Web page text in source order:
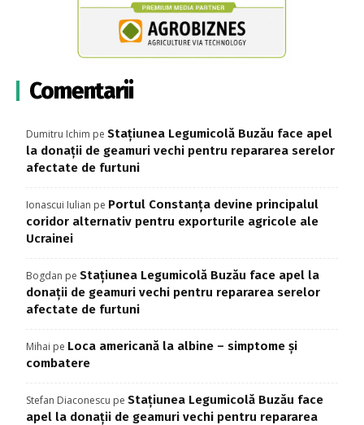
Comentarii
Dumitru Ichim pe Stațiunea Legumicolă Buzău face apel
la donații de geamuri vechi pentru repararea serelor
afectate de furtuni
Ionascui Iulian pe Portul Constanța devine principalul
coridor alternativ pentru exporturile agricole ale
Ucrainei
Bogdan pe Stațiunea Legumicolă Buzău face apel la
donații de geamuri vechi pentru repararea serelor
afectate de furtuni
Mihai pe Loca americană la albine – simptome și
combatere
Stefan Diaconescu pe Stațiunea Legumicolă Buzău face
apel la donații de geamuri vechi pentru repararea